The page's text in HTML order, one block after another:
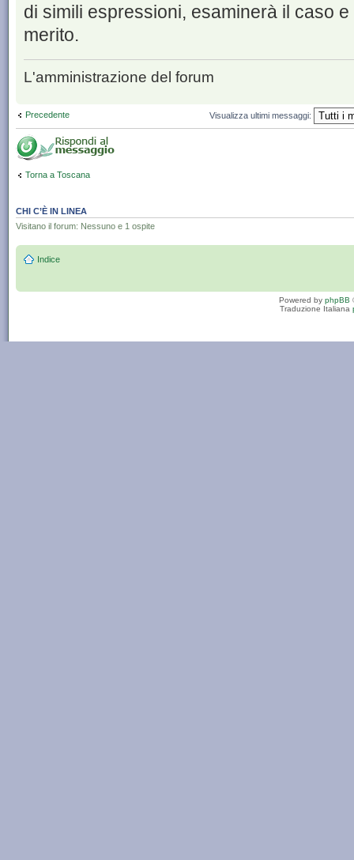
di simili espressioni, esaminerà il caso
merito.
L'amministrazione del forum
Precedente Visualizza ultimi messaggi:
Torna a Toscana
CHI C’È IN LINEA
Visitano il forum: Nessuno e 1 ospite
Indice
Powered by phpBB
Traduzione Italiana